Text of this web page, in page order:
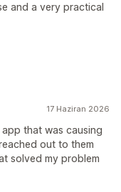
and a very practical
17 Haziran 2026
that was causing
out to them
solved my problem